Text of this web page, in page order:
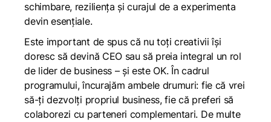
schimbare, reziliența și curajul de a experimenta
devin esențiale.
Este important de spus că nu toți creativii își
doresc să devină CEO sau să preia integral un rol
de lider de business – și este OK. În cadrul
programului, încurajăm ambele drumuri: fie că vrei
să-ți dezvolți propriul business, fie că preferi să
colaborezi cu parteneri complementari. De multe